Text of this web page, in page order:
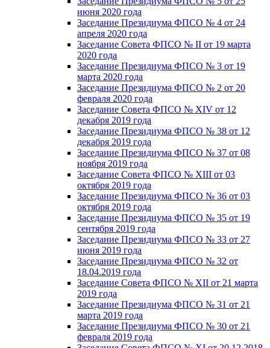
июня 2020 года
Заседание Президиума ФПСО № 4 от 24
апреля 2020 года
Заседание Совета ФПСО № II от 19 марта
2020 года
Заседание Президиума ФПСО № 3 от 19
марта 2020 года
Заседание Президиума ФПСО № 2 от 20
февраля 2020 года
Заседание Совета ФПСО № XIV от 12
декабря 2019 года
Заседание Президиума ФПСО № 38 от 12
декабря 2019 года
Заседание Президиума ФПСО № 37 от 08
ноября 2019 года
Заседание Совета ФПСО № XIII от 03
октября 2019 года
Заседание Президиума ФПСО № 36 от 03
октября 2019 года
Заседание Президиума ФПСО № 35 от 19
сентября 2019 года
Заседание Президиума ФПСО № 33 от 27
июня 2019 года
Заседание Президиума ФПСО № 32 от
18.04.2019 года
Заседание Совета ФПСО № XII от 21 марта
2019 года
Заседание Президиума ФПСО № 31 от 21
марта 2019 года
Заседание Президиума ФПСО № 30 от 21
февраля 2019 года